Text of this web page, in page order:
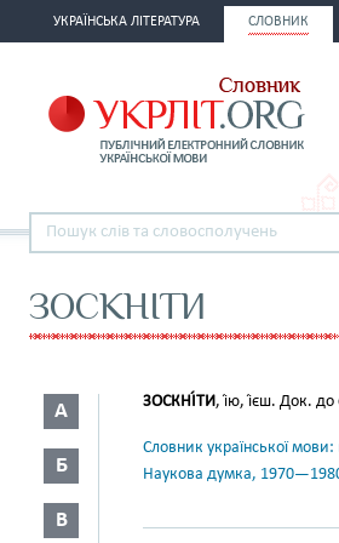
УКРАЇНСЬКА ЛІТЕРАТУРА СЛОВНИК
ЗОСКНІТИ
А
Б
В
ЗОСКНІ́ТИ, і́ю, і́єш. Док. до
Словник української
Наукова думка,